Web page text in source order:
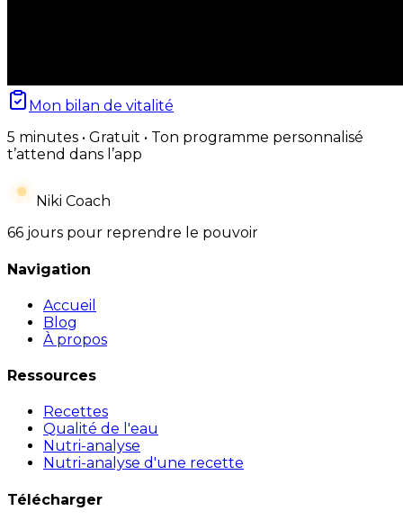
Mon bilan de vitalité
5 minutes • Gratuit • Ton programme personnalisé
t’attend dans l’app
Niki Coach
66 jours pour reprendre le pouvoir
Navigation
Accueil
Blog
À propos
Ressources
Recettes
Qualité de l'eau
Nutri-analyse
Nutri-analyse d'une recette
Télécharger